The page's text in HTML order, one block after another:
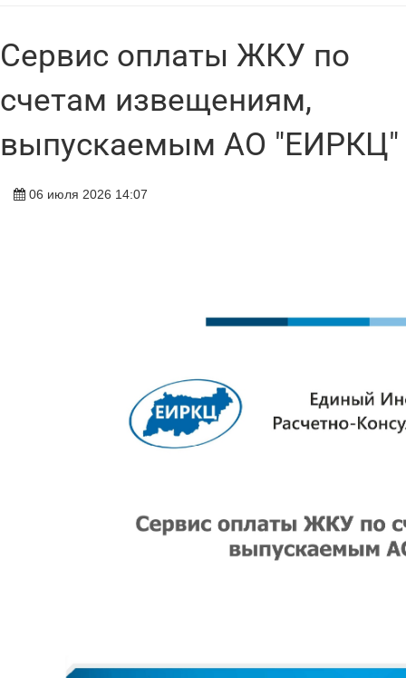
Сервис оплаты ЖКУ по
счетам извещениям,
выпускаемым АО "ЕИРКЦ"
06 июля 2026 14:07